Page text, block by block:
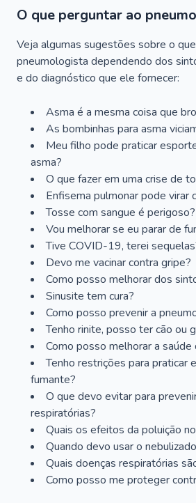
O que perguntar ao
Veja algumas sugestões sobre o
pneumologista dependendo dos
e do diagnóstico que ele fornecer:
Asma é a mesma coisa que
As bombinhas para asma
Meu filho pode praticar
asma?
O que fazer em uma crise de
Enfisema pulmonar pode virar
Tosse com sangue é perigoso?
Vou melhorar se eu parar de
Tive COVID-19, terei
Devo me vacinar contra gripe?
Como posso melhorar dos
Sinusite tem cura?
Como posso prevenir a
Tenho rinite, posso ter cão ou
Como posso melhorar a
Tenho restrições para praticar
fumante?
O que devo evitar para
respiratórias?
Quais os efeitos da poluição
Quando devo usar o
Quais doenças respiratórias
Como posso me proteger